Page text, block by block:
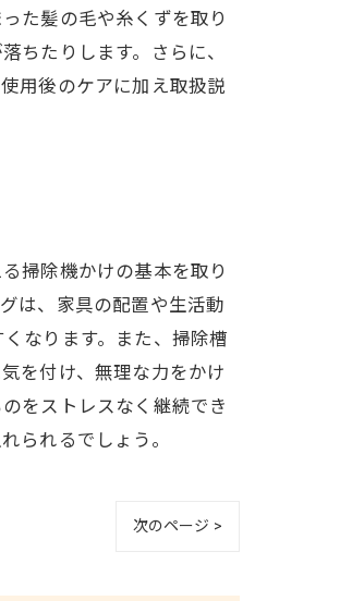
た髪の毛や糸くずを取り
ちたりします。さらに、
用後のケアに加え取扱説
掃除機かけの基本を取り
は、家具の配置や生活動
なります。また、掃除槽
を付け、無理な力をかけ
をストレスなく継続でき
られるでしょう。
次のページ >